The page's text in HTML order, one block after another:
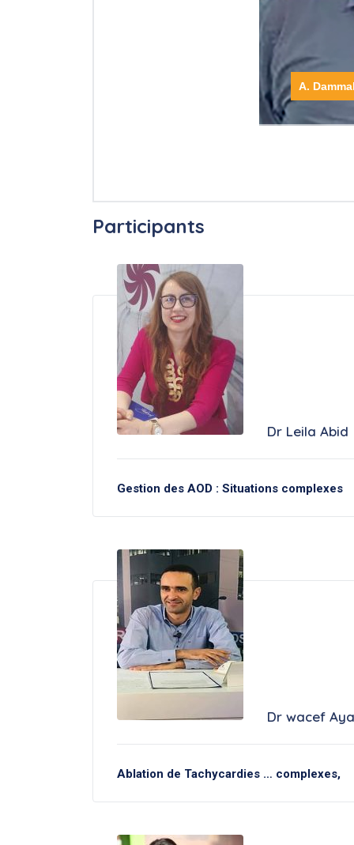
A.
Participants
Dr Leila Abid
Gestion des AOD : Situations complexes
Dr wacef
Ablation de Tachycardies … complexes,